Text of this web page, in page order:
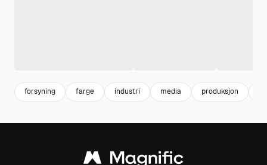
forsyning farge industri media produksjon